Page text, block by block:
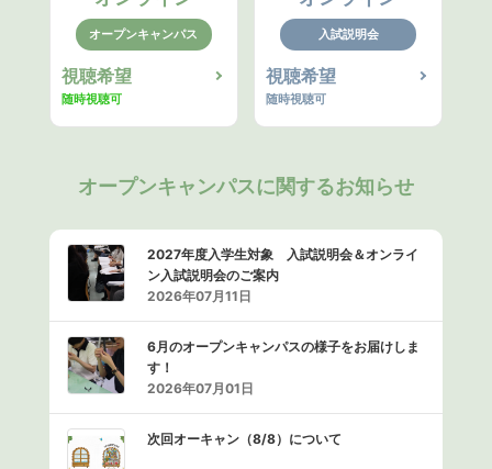
オープンキャンパス
視聴希望
随時視聴可
入試説明会
視聴希望
随時視聴可
オープンキャンパスに関するお知らせ
2027年度入学生対象 入試説明会＆オンライ
ン入試説明会のご案内
2026年07月11日
6月のオープンキャンパスの様子をお届けしま
す！
2026年07月01日
次回オーキャン（8/8）について